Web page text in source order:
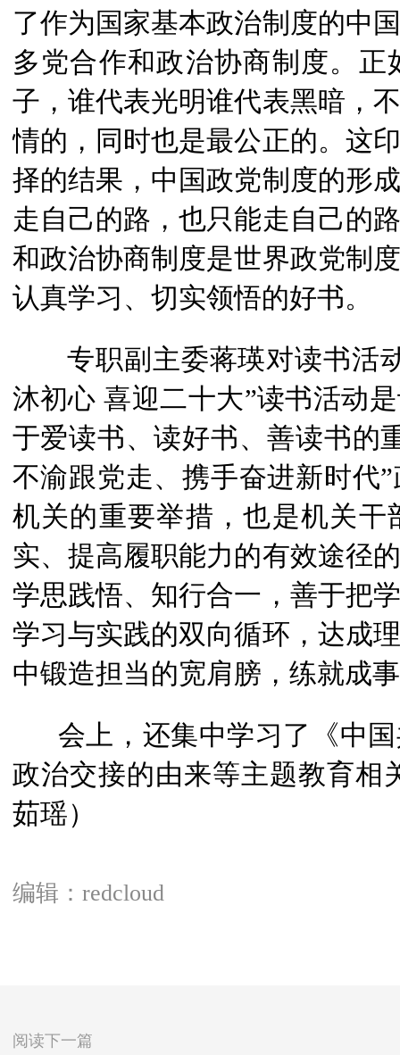
了作为国家基本政治制度的中
多党合作和政治协商制度。
子，谁代表光明谁代表黑暗，
情的，同时也是最公正的。这
择的结果，中国政党制度的形
走自己的路，也只能走自己的
和政治协商制度是世界政党制
认真学习、切实领悟的好书。
专职副主委蒋瑛对读书活
沐初心 喜迎二十大”读书活动
于爱读书、读好书、善读书的
不渝跟党走、携手奋进新时代
机关的重要举措，也是机关
实、提高履职能力的有效途径
学思践悟、知行合一，善于把
学习与实践的双向循环，达成
中锻造担当的宽肩膀，练就成
会上，还集中学习了《中国
政治交接的由来等主题教育相
茹瑶）
编辑：redcloud
阅读下一篇